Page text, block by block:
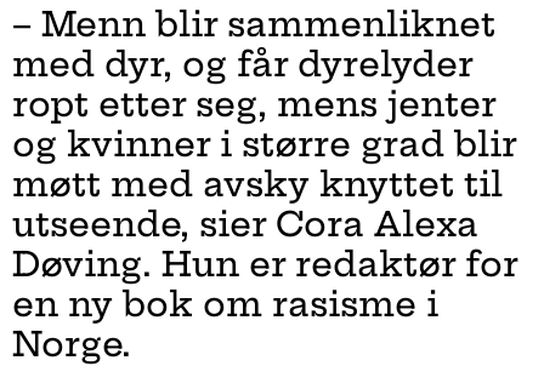
– Menn blir sammenliknet
med dyr, og får dyrelyder
ropt etter seg, mens jenter
og kvinner i større grad blir
møtt med avsky knyttet til
utseende, sier Cora Alexa
Døving. Hun er redaktør for
en ny bok om rasisme i
Norge.